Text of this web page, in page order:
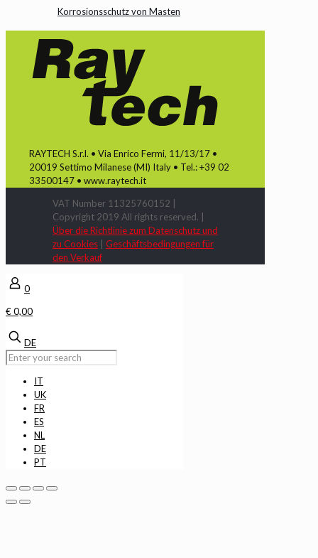
Korrosionsschutz von Masten
RAYTECH S.r.l. • Via Enrico Fermi, 11/13/17 •
20019 Settimo Milanese (MI) Italy • Tel.: +39 02
33500147 • www.raytech.it
VAT Number 11325760152 |
Copyright 2019 All rights reserved. |
Über die Richtlinie zum Datenschutz und
zu Cookies
Geschäftsbedingungen für
den Verkauf
0
€ 0,00
DE
IT
UK
FR
ES
NL
DE
PT